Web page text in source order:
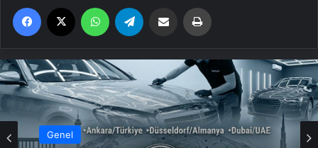
Facebook WhatsApp Email'den paylaş
Genel